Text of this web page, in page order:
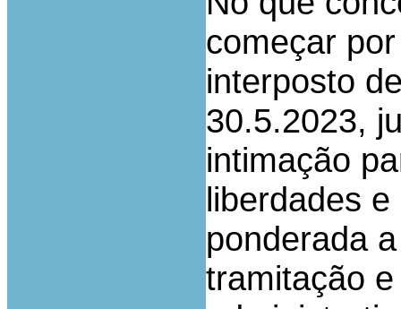
começar
interposto
30.5.2023,
intimação
liberdades
ponderada
tramitação